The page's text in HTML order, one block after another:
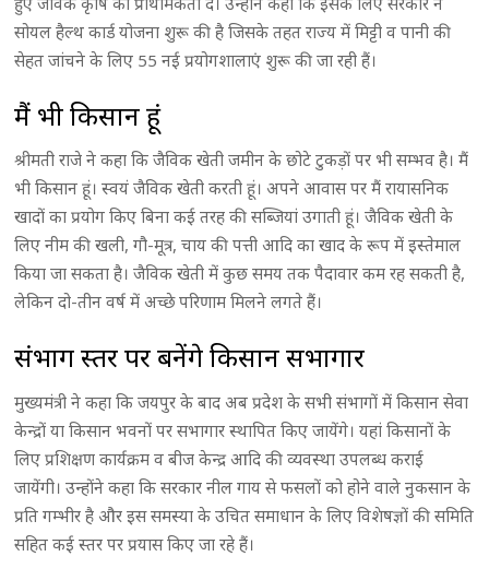
सोयल हैल्थ कार्ड योजना शुरू की है जिसके तहत राज्य में मिट्टी व पानी की
सेहत जांचने के लिए 55 नई प्रयोगशालाएं शुरू की जा रही हैं।
मैं भी किसान हूं
श्रीमती राजे ने कहा कि जैविक खेती जमीन के छोटे टुकड़ों पर भी सम्भव है। मैं
भी किसान हूं। स्वयं जैविक खेती करती हूं। अपने आवास पर मैं रायासनिक
खादों का प्रयोग किए बिना कई तरह की सब्जियां उगाती हूं। जैविक खेती के
लिए नीम की खली, गौ-मूत्र, चाय की पत्ती आदि का खाद के रूप में इस्तेमाल
किया जा सकता है। जैविक खेती में कुछ समय तक पैदावार कम रह सकती है,
लेकिन दो-तीन वर्ष में अच्छे परिणाम मिलने लगते हैं।
संभाग स्तर पर बनेंगे किसान सभागार
मुख्यमंत्री ने कहा कि जयपुर के बाद अब प्रदेश के सभी संभागों में किसान सेवा
केन्द्रों या किसान भवनों पर सभागार स्थापित किए जायेंगे। यहां किसानों के
लिए प्रशिक्षण कार्यक्रम व बीज केन्द्र आदि की व्यवस्था उपलब्ध कराई
जायेंगी। उन्होंने कहा कि सरकार नील गाय से फसलों को होने वाले नुकसान के
प्रति गम्भीर है और इस समस्या के उचित समाधान के लिए विशेषज्ञों की समिति
सहित कई स्तर पर प्रयास किए जा रहे हैं।